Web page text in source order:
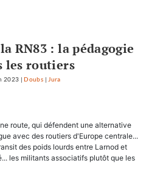
RN83 : la pédagogie
les routiers
2023 |Doubs | Jura
route, qui défendent une alternative
avec des routiers d'Europe centrale...
des poids lourds entre Larnod et
les militants associatifs plutôt que les